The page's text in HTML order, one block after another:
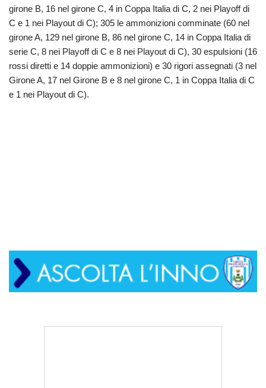
girone B, 16 nel girone C, 4 in Coppa Italia di C, 2 nei Playoff di
C e 1 nei Playout di C); 305 le ammonizioni comminate (60 nel
girone A, 129 nel girone B, 86 nel girone C, 14 in Coppa Italia di
serie C, 8 nei Playoff di C e 8 nei Playout di C), 30 espulsioni (16
rossi diretti e 14 doppie ammonizioni) e 30 rigori assegnati (3 nel
Girone A, 17 nel Girone B e 8 nel girone C, 1 in Coppa Italia di C
e 1 nei Playout di C).